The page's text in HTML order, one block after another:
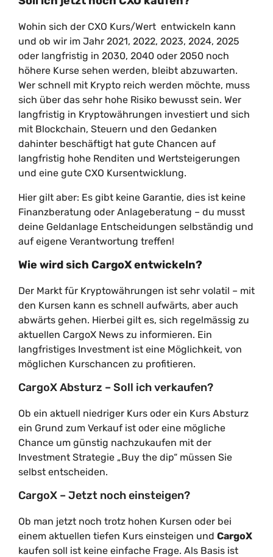
Wohin sich der CXO Kurs/Wert entwickeln kann
und ob wir im Jahr 2021, 2022, 2023, 2024, 2025
oder langfristig in 2030, 2040 oder 2050 noch
höhere Kurse sehen werden, bleibt abzuwarten.
Wer schnell mit Krypto reich werden möchte, muss
sich über das sehr hohe Risiko bewusst sein. Wer
langfristig in Kryptowährungen investiert und sich
mit Blockchain, Steuern und den Gedanken
dahinter beschäftigt hat gute Chancen auf
langfristig hohe Renditen und Wertsteigerungen
und eine gute CXO Kursentwicklung.
Hier gilt aber: Es gibt keine Garantie, dies ist keine
Finanzberatung oder Anlageberatung – du musst
deine Geldanlage Entscheidungen selbständig und
auf eigene Verantwortung treffen!
Wie wird sich CargoX entwickeln?
Der Markt für Kryptowährungen ist sehr volatil – mit
den Kursen kann es schnell aufwärts, aber auch
abwärts gehen. Hierbei gilt es, sich regelmässig zu
aktuellen CargoX News zu informieren. Ein
langfristiges Investment ist eine Möglichkeit, von
möglichen Kurschancen zu profitieren.
CargoX Absturz – Soll ich verkaufen?
Ob ein aktuell niedriger Kurs oder ein Kurs Absturz
ein Grund zum Verkauf ist oder eine mögliche
Chance um günstig nachzukaufen mit der
Investment Strategie „Buy the dip“ müssen Sie
selbst entscheiden.
CargoX – Jetzt noch einsteigen?
Ob man jetzt noch trotz hohen Kursen oder bei
einem aktuellen tiefen Kurs einsteigen und CargoX
kaufen soll ist keine einfache Frage. Als Basis ist